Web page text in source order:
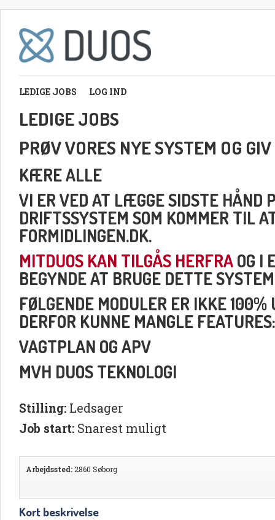
LEDIGE JOBS LOG IND
LEDIGE JOBS
PRØV VORES NYE SYSTEM OG
KÆRE ALLE
VI ER VED AT LÆGGE SIDSTE HÅND
DRIFTSSYSTEM SOM KOMMER TIL
FORMIDLINGEN.DK.
MITDUOS KAN TILGÅS HERFRAOG I
BEGYNDE AT BRUGE DETTE
FØLGENDE MODULER ER IKKE 100%
DERFOR KUNNE MANGLE FEATURES:
VAGTPLAN OG APV
MVH DUOS TEKNOLOGI
Stilling: Ledsager
Job start: Snarest muligt
Arbejdssted: 2860 Søborg
Kort beskrivelse